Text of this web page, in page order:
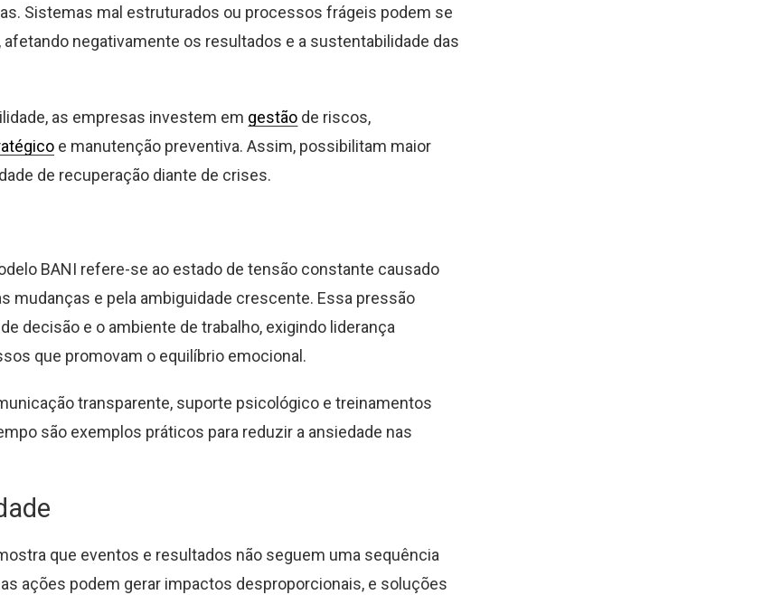
Sistemas mal estruturados ou processos frágeis podem se
afetando negativamente os resultados e a sustentabilidade das
as empresas investem em gestão de riscos,
e manutenção preventiva. Assim, possibilitam maior
de recuperação diante de crises.
BANI refere-se ao estado de tensão constante causado
mudanças e pela ambiguidade crescente. Essa pressão
decisão e o ambiente de trabalho, exigindo liderança
que promovam o equilíbrio emocional.
transparente, suporte psicológico e treinamentos
são exemplos práticos para reduzir a ansiedade nas
que eventos e resultados não seguem uma sequência
ações podem gerar impactos desproporcionais, e soluções